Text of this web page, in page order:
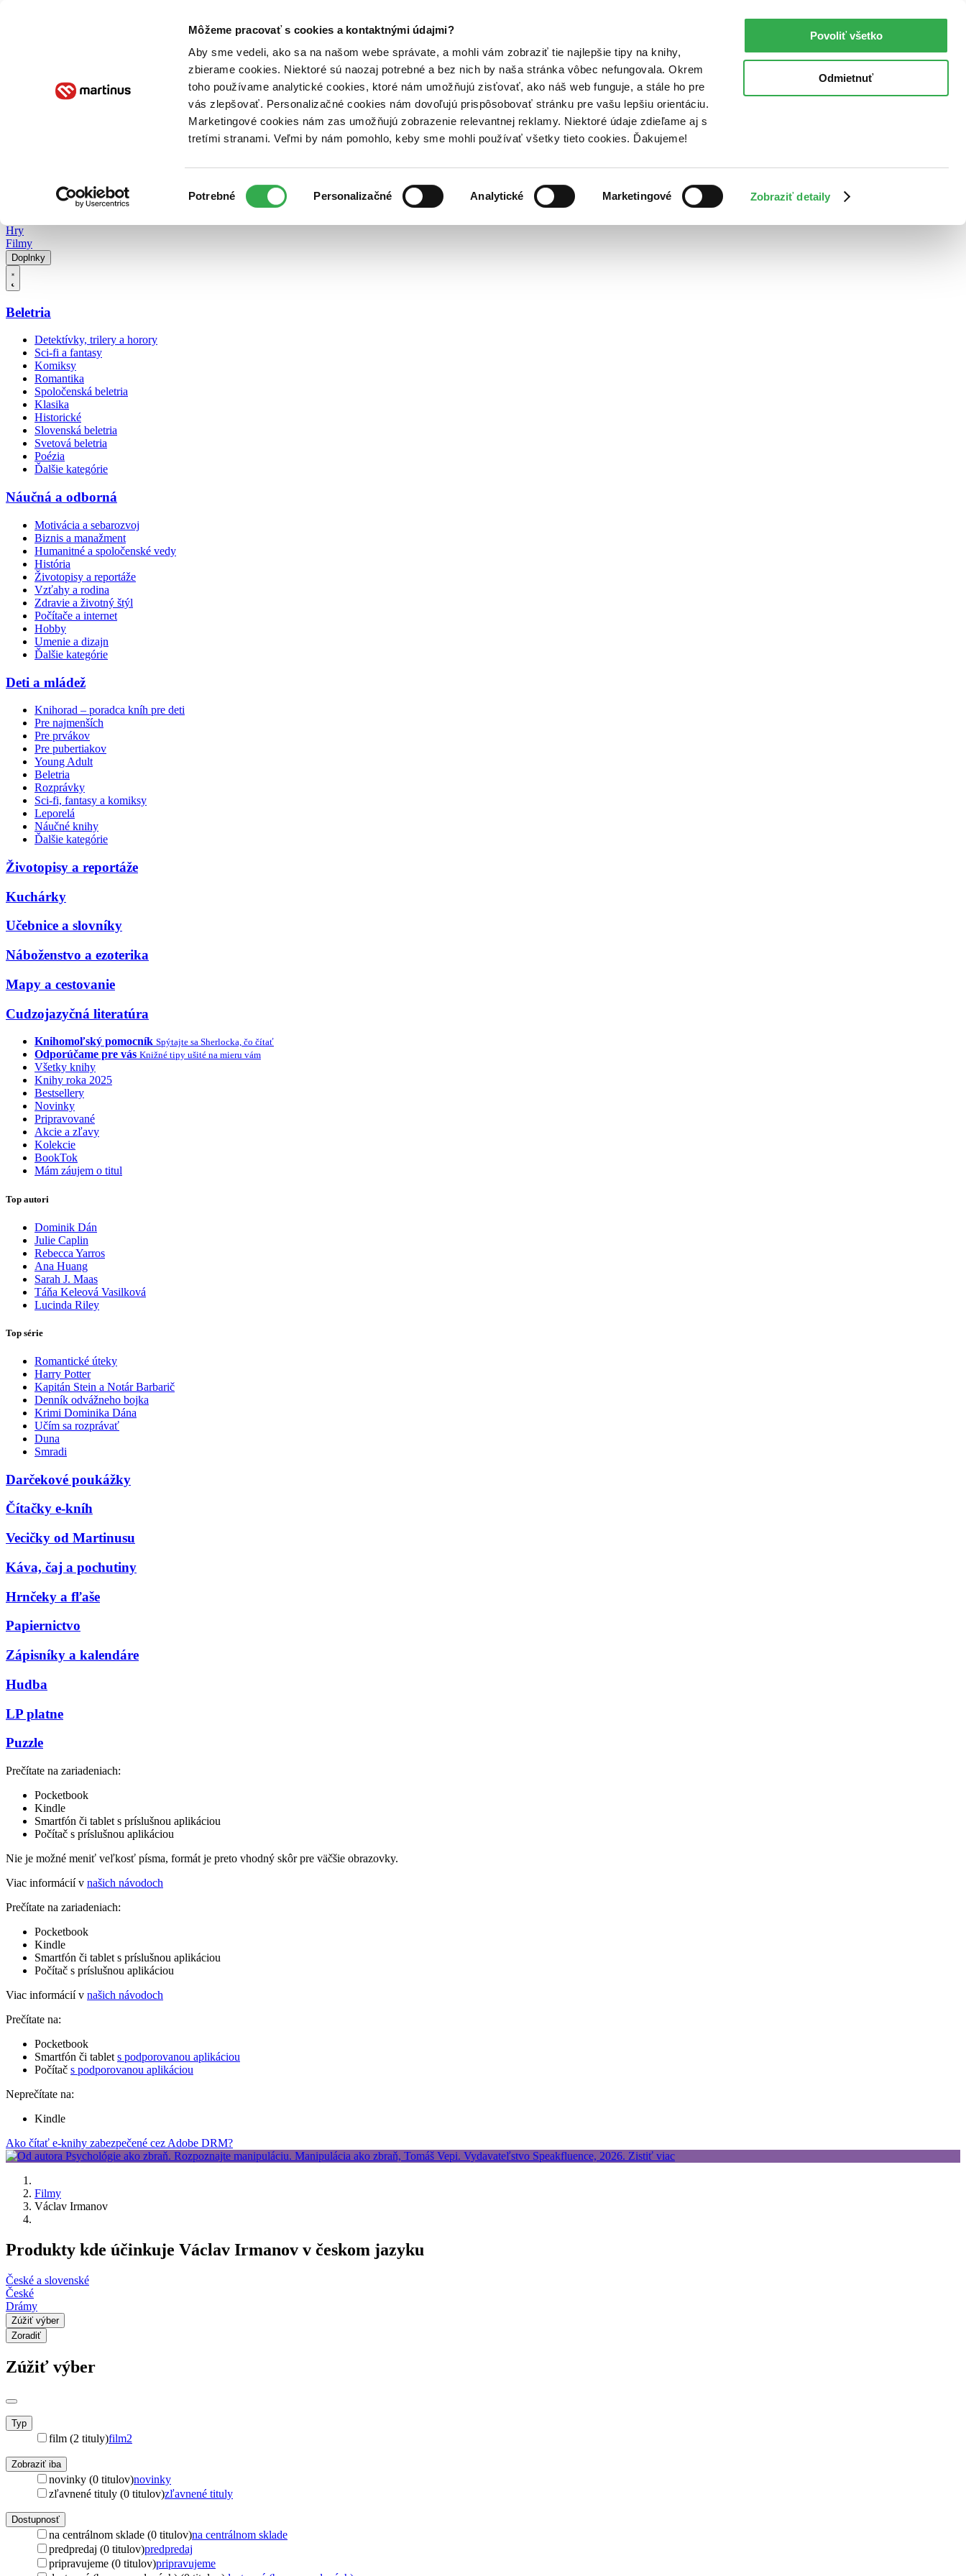
Môžeme pracovať s cookies a kontaktnými údajmi?
Aby sme vedeli, ako sa na našom webe správate, a mohli vám zobraziť tie najlepšie tipy na knihy,
zbierame cookies. Niektoré sú naozaj potrebné a bez nich by naša stránka vôbec nefungovala. Okrem
toho používame analytické cookies, ktoré nám umožňujú zisťovať, ako náš web funguje, a stále ho pre
vás zlepšovať. Personalizačné cookies nám dovoľujú prispôsobovať stránku pre vašu lepšiu orientáciu.
Marketingové cookies nám zas umožňujú zobrazenie relevantnej reklamy. Niektoré údaje zdieľame aj s
tretími stranami. Veľmi by nám pomohlo, keby sme mohli používať všetky tieto cookies. Ďakujeme!
súhlasu
Potrebné Personalizačné Analytické Marketingové Zobraziť detaily
Povoliť všetko
Odmietnuť
Poukážky Kontakt
Hry
Filmy
Doplnky
Beletria
Detektívky, trilery a horory
Sci-fi a fantasy
Komiksy
Romantika
Spoločenská beletria
Klasika
Historické
Slovenská beletria
Svetová beletria
Poézia
Ďalšie kategórie
Náučná a odborná
Motivácia a sebarozvoj
Biznis a manažment
Humanitné a spoločenské vedy
História
Životopisy a reportáže
Vzťahy a rodina
Zdravie a životný štýl
Počítače a internet
Hobby
Umenie a dizajn
Ďalšie kategórie
Deti a mládež
Knihorad – poradca kníh pre deti
Pre najmenších
Pre prvákov
Pre pubertiakov
Young Adult
Beletria
Rozprávky
Sci-fi, fantasy a komiksy
Leporelá
Náučné knihy
Ďalšie kategórie
Životopisy a reportáže
Kuchárky
Učebnice a slovníky
Náboženstvo a ezoterika
Mapy a cestovanie
Cudzojazyčná literatúra
Knihomoľský pomocník Spýtajte sa Sherlocka, čo čítať
Odporúčame pre vás Knižné tipy ušité na mieru vám
Všetky knihy
Knihy roka 2025
Bestsellery
Novinky
Pripravované
Akcie a zľavy
Kolekcie
BookTok
Mám záujem o titul
Top autori
Dominik Dán
Julie Caplin
Rebecca Yarros
Ana Huang
Sarah J. Maas
Táňa Keleová Vasilková
Lucinda Riley
Top série
Romantické úteky
Harry Potter
Kapitán Stein a Notár Barbarič
Denník odvážneho bojka
Krimi Dominika Dána
Učím sa rozprávať
Duna
Smradi
Darčekové poukážky
Čítačky e-kníh
Vecičky od Martinusu
Káva, čaj a pochutiny
Hrnčeky a fľaše
Papiernictvo
Zápisníky a kalendáre
Hudba
LP platne
Puzzle
Prečítate na zariadeniach:
Pocketbook
Kindle
Smartfón či tablet s príslušnou aplikáciou
Počítač s príslušnou aplikáciou
Nie je možné meniť veľkosť písma, formát je preto vhodný skôr pre väčšie obrazovky.
Viac informácií v našich návodoch
Prečítate na zariadeniach:
Pocketbook
Kindle
Smartfón či tablet s príslušnou aplikáciou
Počítač s príslušnou aplikáciou
Viac informácií v našich návodoch
Prečítate na:
Pocketbook
Smartfón či tablet s podporovanou aplikáciou
Počítač s podporovanou aplikáciou
Neprečítate na:
Kindle
Ako čítať e-knihy zabezpečené cez Adobe DRM?
Filmy
Václav Irmanov
Produkty kde účinkuje Václav Irmanov v českom jazyku
České a slovenské
České
Drámy
Zúžiť výber
Zoradiť
Zúžiť výber
Typ
film (2 tituly)film2
Zobraziť iba
novinky (0 titulov)novinky
zľavnené tituly (0 titulov)zľavnené tituly
Dostupnosť
na centrálnom sklade (0 titulov)na centrálnom sklade
predpredaj (0 titulov)predpredaj
pripravujeme (0 titulov)pripravujeme